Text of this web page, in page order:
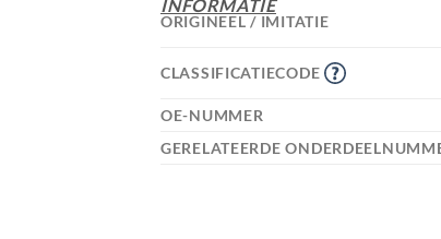
INFORMATIE
ORIGINEEL / IMITATIE
CLASSIFICATIECODE
OE-NUMMER
GERELATEERDE